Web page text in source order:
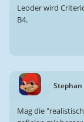
Leoder wird
B4.
Stephan
Mag die